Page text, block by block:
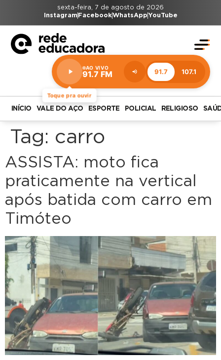
sexta-feira, 7 de agosto de 2026
Instagram FacebookWhatsAppYouTube
Toque pra ouvir
AO VIVO
91.7 FM 91.7 107.1
Estação:
91.7
FM
INÍCIO VALE DO AÇO ESPORTE POLICIAL RELIGIOSO
Tag: carro
ASSISTA: moto fica
praticamente na vertical
após batida com carro em
Timóteo